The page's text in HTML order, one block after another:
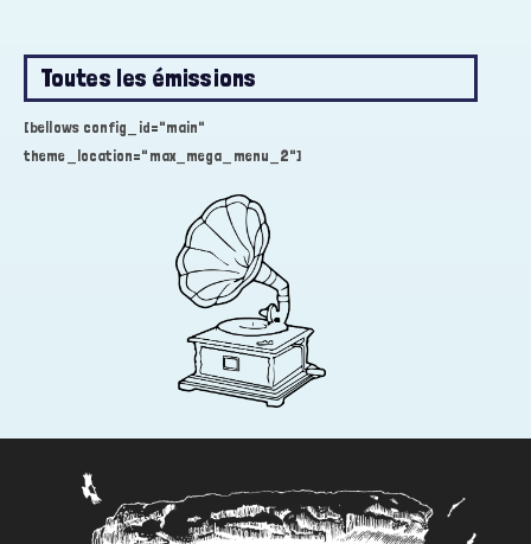
Toutes les émissions
[bellows config_id="main"
theme_location="max_mega_menu_2"]